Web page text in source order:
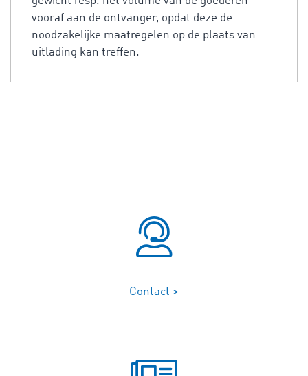
vooraf aan de ontvanger, opdat deze de
noodzakelijke maatregelen op de plaats van
uitlading kan treffen.
Contact >